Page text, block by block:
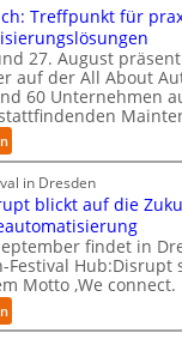
l
d
u
n
g
s
t
e
l
l
e
n
b
r
u
n
g
a
n
“
e
t
B
i
e
t
e
r
v
e
r
f
a
h
r
e
t
S
t
e
f
a
n
S
h
w
a
b
z
u
m
C
t
e
r
n
e
h
m
e
n
w
o
e
n
R
Treffpunkt für
27. August
auf der All About
60 Unternehmen
:
A
A
A
Z
ü
r
i
c
h
in Dresden
blickt auf die
findet in
Festival Hub:Disrupt
Motto ‚We connect.
:
H